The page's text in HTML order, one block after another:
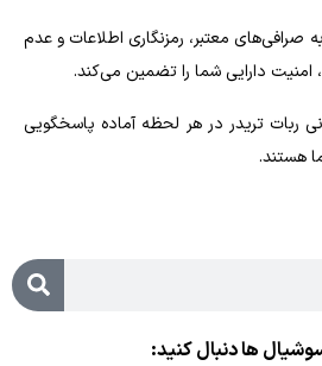
اتصال امن API به صرافی‌های معتبر، رمزنگاری اطلاعات و عدم
دارایی شما را تضمین می‌کند.
ربات تریدر در هر لحظه آماده پاسخگویی
هستند.
ها دنبال کنید: